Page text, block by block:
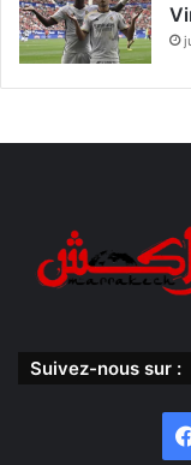
Suivez-nous sur :